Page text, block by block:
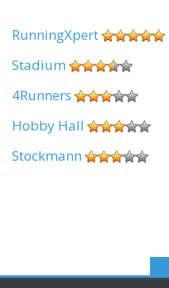
RunningXpert
Stadium
4Runners
Hobby Hall
Stockmann